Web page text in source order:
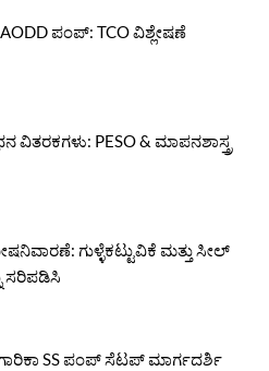
ಪಂಪ್: TCO ವಿಶ್ಲೇಷಣೆ
ವಿತರಕಗಳು: PESO & ಮಾಪನಶಾಸ್ತ್ರ
ಗುಳ್ಳೆಕಟ್ಟುವಿಕೆ ಮತ್ತು ಸೀಲ್
ಸರಿಪಡಿಸಿ
SS ಪಂಪ್ ಸೆಟಪ್ ಮಾರ್ಗದರ್ಶಿ